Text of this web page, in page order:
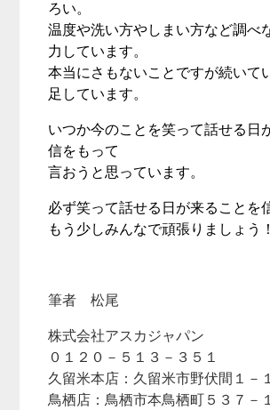
ろい。
温度や洗い方やしまい方など調べ
力しています。
本当にさもないことですが続いて
足しています。
いつか今のことを笑って話せる日
信をもって
言おうと思っています。
必ず笑って話せる日が来ることを
もう少しみんなで頑張りましょう！
筆者 松尾
株式会社アスカジャパン
０１２０－５１３－３５１
久留米本店：久留米市野伏間１－
鳥栖店：鳥栖市本鳥栖町５３７－１